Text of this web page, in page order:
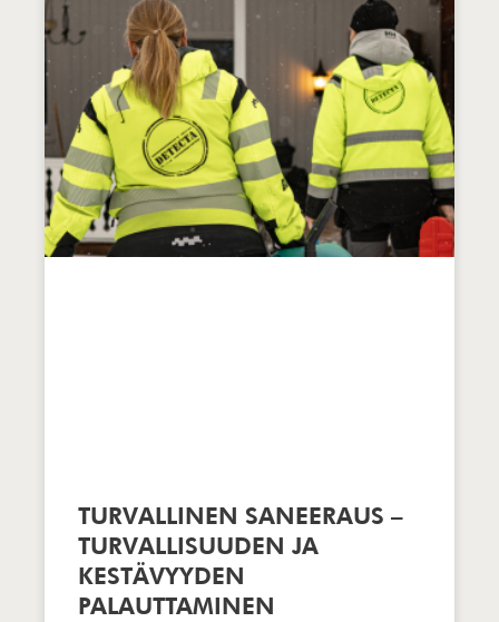
TURVALLINEN SANEERAUS –
TURVALLISUUDEN JA
KESTÄVYYDEN
PALAUTTAMINEN